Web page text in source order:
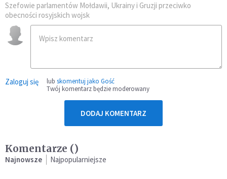
Szefowie parlamentów Mołdawii, Ukrainy i Gruzji przeciwko
obecności rosyjskich wojsk
Zaloguj się lub skomentuj jako Gość
Twój komentarz będzie moderowany
DODAJ KOMENTARZ
Komentarze ()
Najnowsze Najpopularniejsze